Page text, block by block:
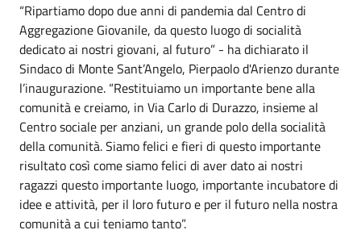
“Ripartiamo dopo due anni di pandemia dal Centro di
Aggregazione Giovanile, da questo luogo di socialità
dedicato ai nostri giovani, al futuro” - ha dichiarato il
Sindaco di Monte Sant’Angelo, Pierpaolo d'Arienzo durante
l’inaugurazione. “Restituiamo un importante bene alla
comunità e creiamo, in Via Carlo di Durazzo, insieme al
Centro sociale per anziani, un grande polo della socialità
della comunità. Siamo felici e fieri di questo importante
risultato così come siamo felici di aver dato ai nostri
ragazzi questo importante luogo, importante incubatore di
idee e attività, per il loro futuro e per il futuro nella nostra
comunità a cui teniamo tanto”.